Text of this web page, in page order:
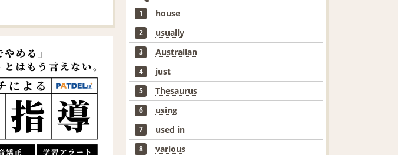
1 house
2 usually
3 Australian
4 just
5 Thesaurus
6 using
7 used in
8 various